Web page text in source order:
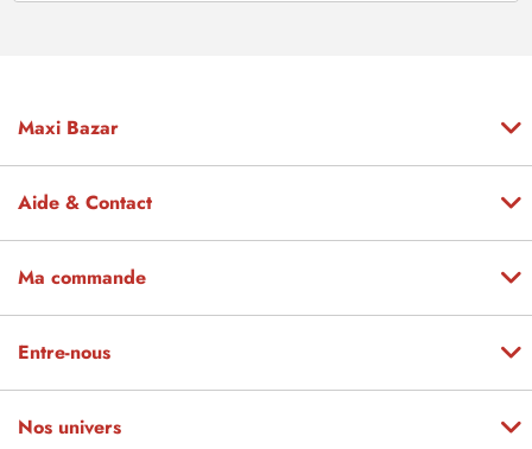
Maxi Bazar
Aide & Contact
Ma commande
Entre-nous
Nos univers